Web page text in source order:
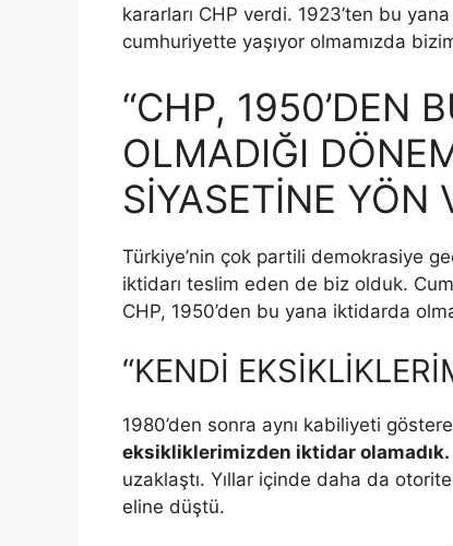
kararları CHP verdi. 1923’ten bu
cumhuriyette yaşıyor olmamızda
“CHP, 1950’DEN
OLMADIĞI
SİYASETİNE YÖN
Türkiye’nin çok partili demokrasiye
iktidarı teslim eden de biz olduk.
CHP, 1950’den bu yana iktidarda
“KENDİ
1980’den sonra aynı kabiliyeti
eksikliklerimizden iktidar olamadık.
uzaklaştı. Yıllar içinde daha da
eline düştü.